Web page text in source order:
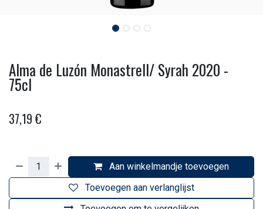
Alma de Luzón Monastrell/ Syrah 2020 -
75cl
37,19 €
Aan winkelmandje toevoegen
Toevoegen aan verlanglijst